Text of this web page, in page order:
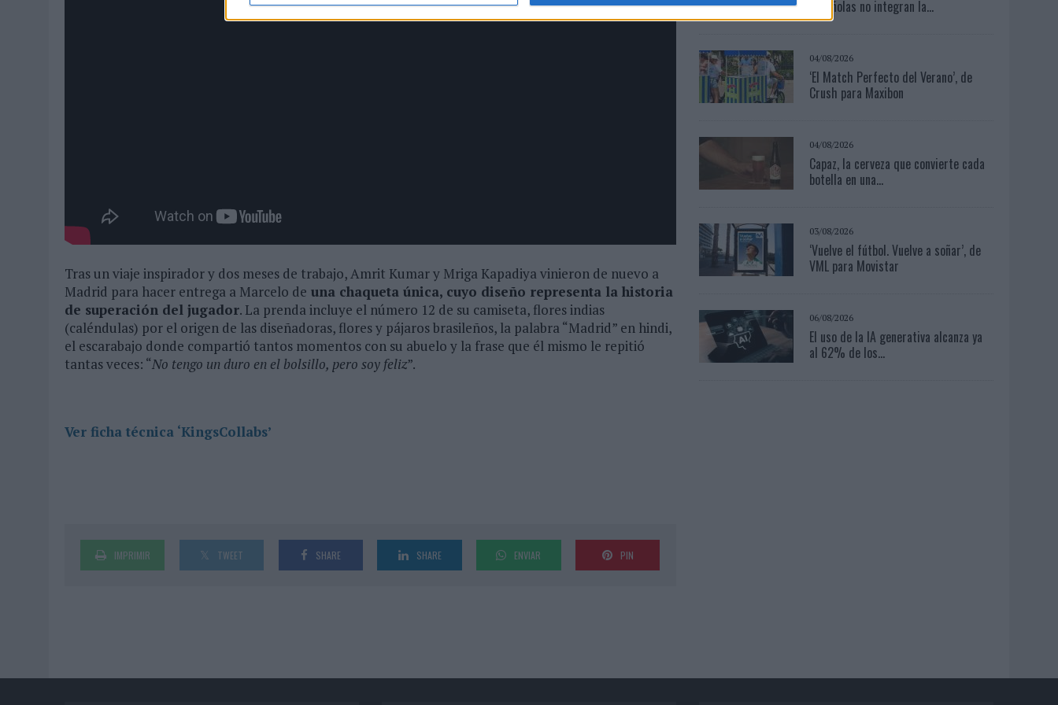
Tras un viaje inspirador y dos meses de trabajo, Amrit Kumar y Mriga Kapadiya vinieron de nuevo a
Madrid para hacer entrega a Marcelo de una chaqueta única, cuyo diseño representa la historia
de superación del jugador. La prenda incluye el número 12 de su camiseta, flores indias
(caléndulas) por el origen de las diseñadoras, flores y pájaros brasileños, la palabra “Madrid” en hindi,
el escarabajo donde compartió tantos momentos con su abuelo y la frase que él mismo le repitió
tantas veces: “No tengo un duro en el bolsillo, pero soy feliz”.
Ver ficha técnica ‘KingsCollabs’
IMPRIMIR TWEET SHARE SHARE ENVIAR PIN
españolas no integran la...
04/08/2026
‘El Match Perfecto del Verano’, de
Crush para Maxibon
04/08/2026
Capaz, la cerveza que convierte cada
botella en una...
03/08/2026
‘Vuelve el fútbol. Vuelve a soñar’, de
VML para Movistar
06/08/2026
El uso de la IA generativa alcanza ya
al 62% de los...